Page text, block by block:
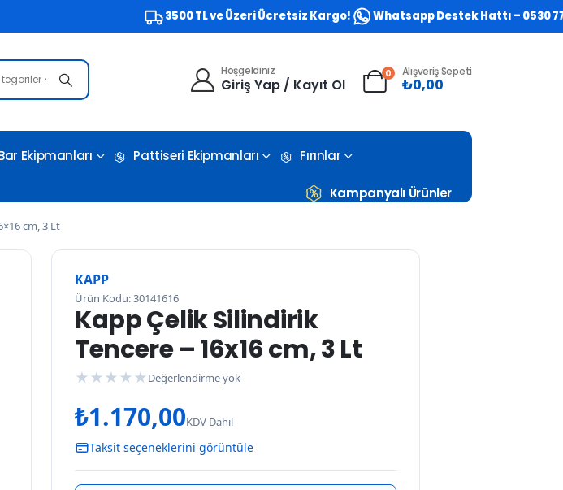
3500 TL ve Üzeri Ücretsiz Kargo! Whatsapp Destek Hattı – 0530 773 0581
Hoşgeldiniz
Giriş Yap / Kayıt Ol
0 Alışveriş Sepeti
₺0,00
Ekipmanları Pattiseri Ekipmanları Fırınlar
Kampanyalı Ürünler
cm, 3 Lt
KAPP
Ürün Kodu: 30141616
Kapp Çelik Silindirik
Tencere – 16x16 cm, 3 Lt
★ ★ ★ ★ ★ Değerlendirme yok
₺1.170,00KDV Dahil
Taksit seçeneklerini görüntüle